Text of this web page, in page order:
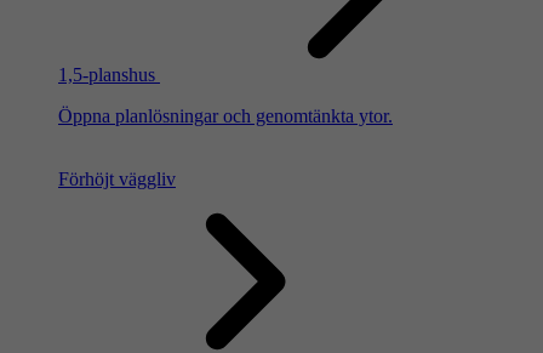
1,5-planshus
Öppna planlösningar och genomtänkta ytor.
Förhöjt väggliv